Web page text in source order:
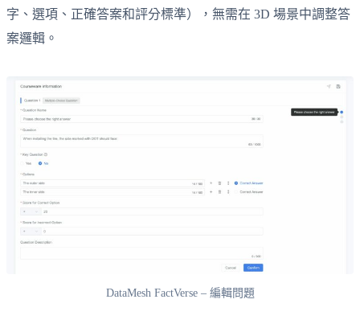
字、選項、正確答案和評分標準），無需在 3D 場景中調整答
案邏輯。
DataMesh FactVerse – 編輯問題